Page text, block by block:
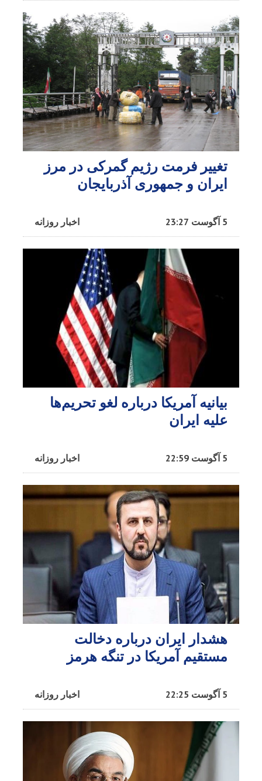
تغییر فرمت رژیم گمرکی در مرز
ایران و جمهوری آذربایجان
اخبار روزانه 5 آگوست 23:27
بیانیه آمریکا درباره لغو تحریم‌ها
علیه ایران
اخبار روزانه 5 آگوست 22:59
هشدار ایران درباره دخالت
مستقیم آمریکا در تنگه هرمز
اخبار روزانه 5 آگوست 22:25